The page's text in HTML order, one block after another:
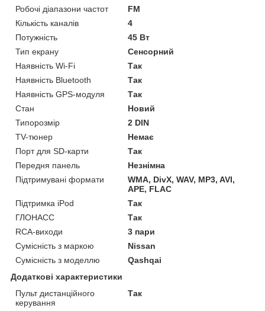
Робочі діапазони частот
FM
Кількість каналів
4
Потужність
45 Вт
Тип екрану
Сенсорний
Наявність Wi-Fi
Так
Наявність Bluetooth
Так
Наявність GPS-модуля
Так
Стан
Новий
Типорозмір
2 DIN
TV-тюнер
Немає
Порт для SD-карти
Так
Передня панель
Незнімна
Підтримувані формати
WMA, DivX, WAV, MP3, AVI,
APE, FLAC
Підтримка iPod
Так
ГЛОНАСС
Так
RCA-виходи
3 пари
Сумісність з маркою
Nissan
Сумісність з моделлю
Qashqai
Додаткові характеристики
Пульт дистанційного
керування
Так